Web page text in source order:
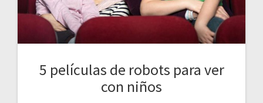
5 películas de robots para ver
con niños